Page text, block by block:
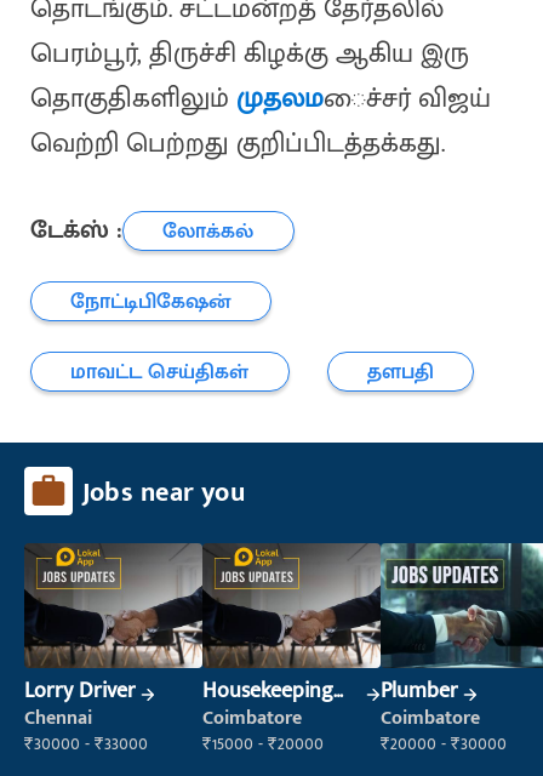
தொடங்கும். சட்டமன்றத் தேர்தலில்
பெரம்பூர், திருச்சி கிழக்கு ஆகிய இரு
தொகுதிகளிலும் முதலமைச்சர் விஜய்
வெற்றி பெற்றது குறிப்பிடத்தக்கது.
டேக்ஸ் :
லோக்கல்
நோட்டிபிகேஷன்
மாவட்ட செய்திகள்
தளபதி
Jobs near you
Lorry Driver
Chennai
₹30000 - ₹33000
Housekeeping
Staff
(Housekeeping)
Coimbatore
₹15000 - ₹20000
Plumber
Coimbatore
₹20000 - ₹30000